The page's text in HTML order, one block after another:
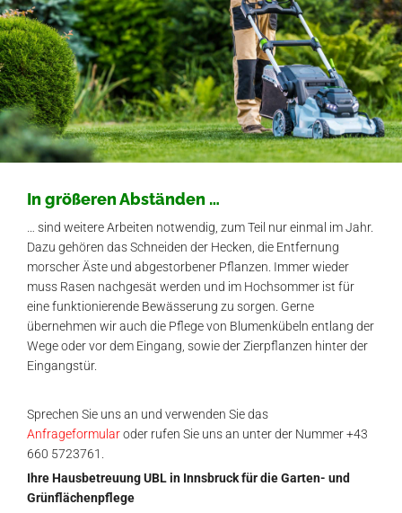
In größeren Abständen …
… sind weitere Arbeiten notwendig, zum Teil nur einmal im Jahr.
Dazu gehören das Schneiden der Hecken, die Entfernung
morscher Äste und abgestorbener Pflanzen. Immer wieder
muss Rasen nachgesät werden und im Hochsommer ist für
eine funktionierende Bewässerung zu sorgen. Gerne
übernehmen wir auch die Pflege von Blumenkübeln entlang der
Wege oder vor dem Eingang, sowie der Zierpflanzen hinter der
Eingangstür.
Sprechen Sie uns an und verwenden Sie das
Anfrageformularoder rufen Sie uns an unter der Nummer +43
660 5723761.
Ihre Hausbetreuung UBL in Innsbruck für die Garten- und
Grünflächenpflege